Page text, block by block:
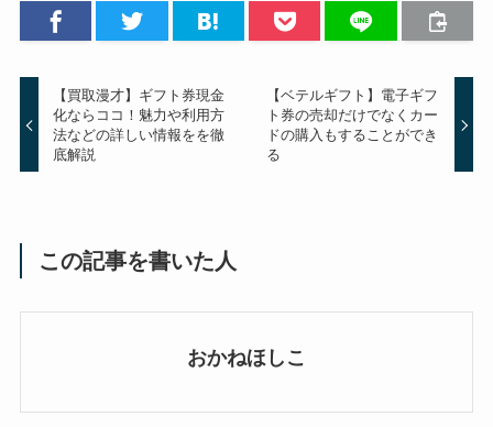
【買取漫才】ギフト券現金
化ならココ！魅力や利用方
法などの詳しい情報をを徹
底解説
【ベテルギフト】電子ギフ
ト券の売却だけでなくカー
ドの購入もすることができ
る
この記事を書いた人
おかねほしこ